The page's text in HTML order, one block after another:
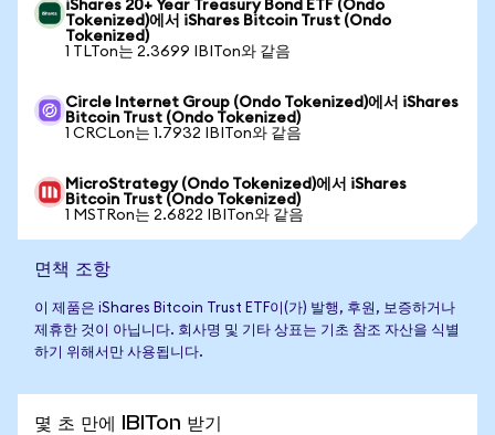
iShares 20+ Year Treasury Bond ETF (Ondo
Tokenized)에서 iShares Bitcoin Trust (Ondo
Tokenized)
1 TLTon는 2.3699 IBITon와 같음
Circle Internet Group (Ondo Tokenized)에서 iShares
Bitcoin Trust (Ondo Tokenized)
1 CRCLon는 1.7932 IBITon와 같음
MicroStrategy (Ondo Tokenized)에서 iShares
Bitcoin Trust (Ondo Tokenized)
1 MSTRon는 2.6822 IBITon와 같음
면책 조항
이 제품은 iShares Bitcoin Trust ETF이(가) 발행, 후원, 보증하거나
제휴한 것이 아닙니다. 회사명 및 기타 상표는 기초 참조 자산을 식별
하기 위해서만 사용됩니다.
몇 초 만에 IBITon 받기